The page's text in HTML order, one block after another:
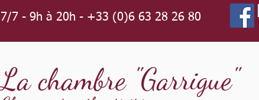
7/7 - 9h à 20h - +33 (0)6 63 28 26 80
La chambre "Garrigue"